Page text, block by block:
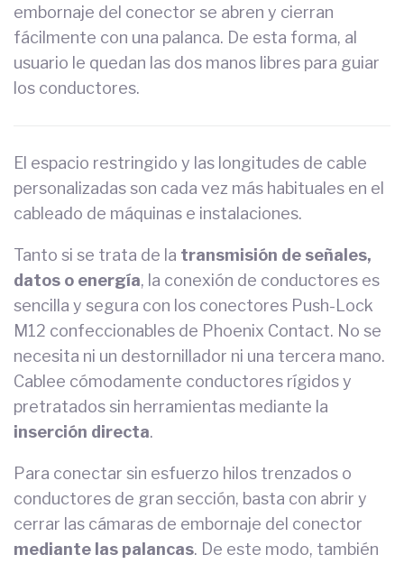
embornaje del conector se abren y cierran
fácilmente con una palanca. De esta forma, al
usuario le quedan las dos manos libres para guiar
los conductores.
El espacio restringido y las longitudes de cable
personalizadas son cada vez más habituales en el
cableado de máquinas e instalaciones.
Tanto si se trata de la transmisión de señales,
datos o energía, la conexión de conductores es
sencilla y segura con los conectores Push-Lock
M12 confeccionables de Phoenix Contact. No se
necesita ni un destornillador ni una tercera mano.
Cablee cómodamente conductores rígidos y
pretratados sin herramientas mediante la
inserción directa.
Para conectar sin esfuerzo hilos trenzados o
conductores de gran sección, basta con abrir y
cerrar las cámaras de embornaje del conector
mediante las palancas. De este modo, también